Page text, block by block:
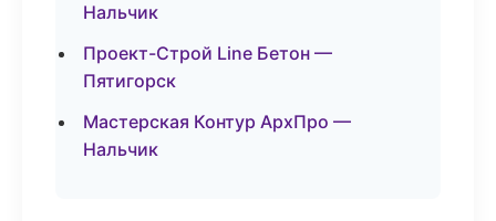
Нальчик
Проект-Строй Line Бетон —
Пятигорск
Мастерская Контур АрхПро —
Нальчик